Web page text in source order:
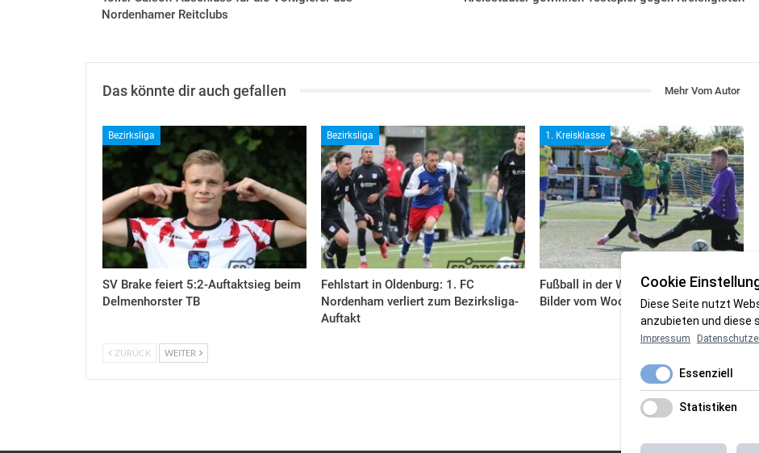
Nordenhamer Reitclubs
Das könnte dir auch gefallen Mehr Vom Autor
Bezirksliga
SV Brake feiert 5:2-Auftaktsieg beim
Delmenhorster TB
Bezirksliga
Fehlstart in Oldenburg: 1. FC
Nordenham verliert zum Bezirksliga-
Auftakt
1. Kreisklasse
Fußball in der Wesermarsch: Die
Bilder vom Wochenende
ZURÜCK WEITER
Cookie
Diese Seite nutzt
anzubieten und diese
Impressum
Essenziell
Statistiken